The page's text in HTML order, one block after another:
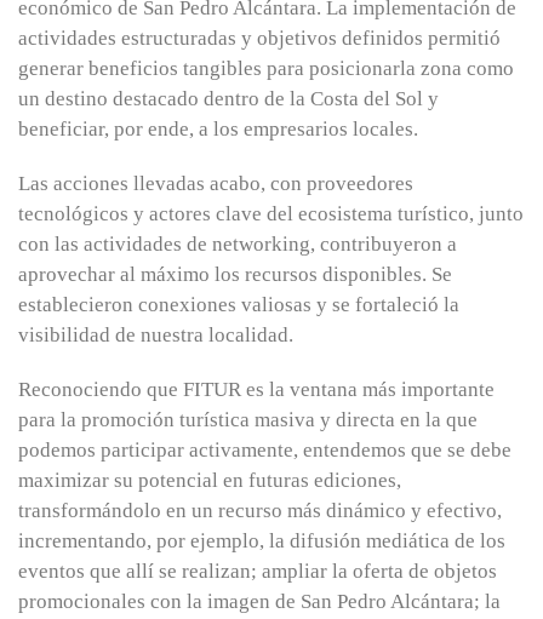
económico de San Pedro Alcántara. La implementación de
actividades estructuradas y objetivos definidos permitió
generar beneficios tangibles para posicionarla zona como
un destino destacado dentro de la Costa del Sol y
beneficiar, por ende, a los empresarios locales.
Las acciones llevadas acabo, con proveedores
tecnológicos y actores clave del ecosistema turístico, junto
con las actividades de networking, contribuyeron a
aprovechar al máximo los recursos disponibles. Se
establecieron conexiones valiosas y se fortaleció la
visibilidad de nuestra localidad.
Reconociendo que FITUR es la ventana más importante
para la promoción turística masiva y directa en la que
podemos participar activamente, entendemos que se debe
maximizar su potencial en futuras ediciones,
transformándolo en un recurso más dinámico y efectivo,
incrementando, por ejemplo, la difusión mediática de los
eventos que allí se realizan; ampliar la oferta de objetos
promocionales con la imagen de San Pedro Alcántara; la